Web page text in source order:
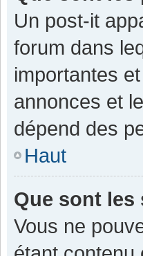
Un post-it
forum dans
importantes
annonces et
dépend des
Haut
Que sont
Vous ne